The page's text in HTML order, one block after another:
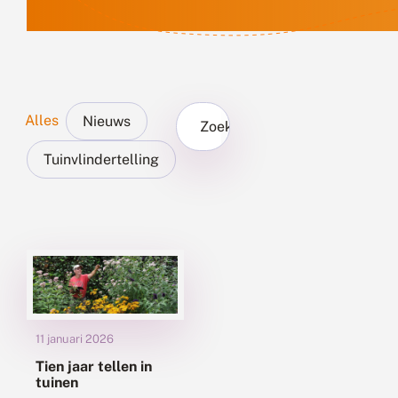
Alles Nieuws
Tuinvlindertelling
Zoek...
11 januari 2026
Tien jaar tellen in
tuinen